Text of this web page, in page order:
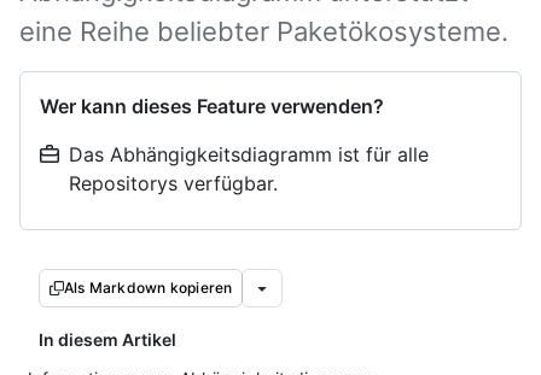
eine Reihe beliebter Paketökosysteme.
Wer kann dieses Feature verwenden?
Das Abhängigkeitsdiagramm ist für alle
Repositorys verfügbar.
Als Markdown kopieren
In diesem Artikel